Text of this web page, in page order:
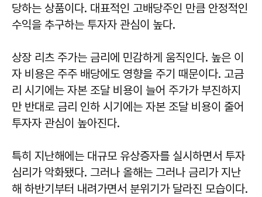
당하는 상품이다. 대표적인 고배당주인 만큼 안정적인
수익을 추구하는 투자자 관심이 높다.
상장 리츠 주가는 금리에 민감하게 움직인다. 높은 이
자 비용은 주주 배당에도 영향을 주기 때문이다. 고금
리 시기에는 자본 조달 비용이 늘어 주가가 부진하지
만 반대로 금리 인하 시기에는 자본 조달 비용이 줄어
투자자 관심이 높아진다.
특히 지난해에는 대규모 유상증자를 실시하면서 투자
심리가 악화됐다. 그러나 올해는 그러나 금리가 지난
해 하반기부터 내려가면서 분위기가 달라진 모습이다.